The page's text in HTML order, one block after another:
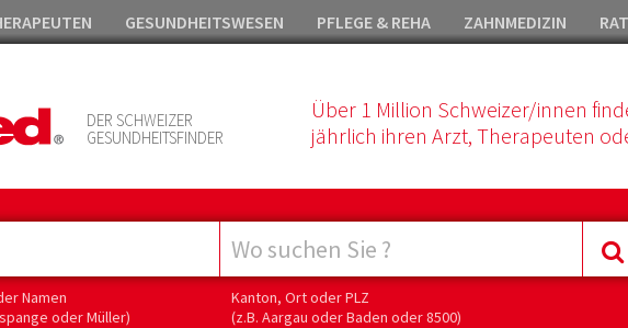
GESUNDHEITSWESEN PFLEGE & REHA ZAHNMEDIZIN
DER SCHWEIZER
GESUNDHEITSFINDER
Über 1 Million Schweizer/innen
jährlich ihren Arzt, Therapeuten
Namen
oder Müller)
Kanton, Ort oder PLZ
(z.B. Aargau oder Baden oder 8500)